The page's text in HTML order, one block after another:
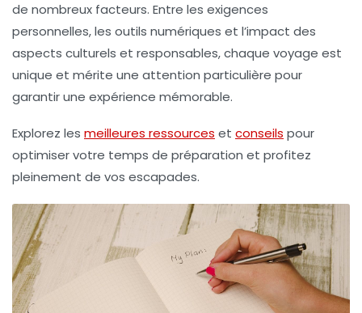
de nombreux facteurs. Entre les exigences
personnelles, les outils numériques et l’impact des
aspects culturels et responsables, chaque voyage est
unique et mérite une attention particulière pour
garantir une expérience mémorable.
Explorez les meilleures ressources et conseils pour
optimiser votre temps de préparation et profitez
pleinement de vos escapades.